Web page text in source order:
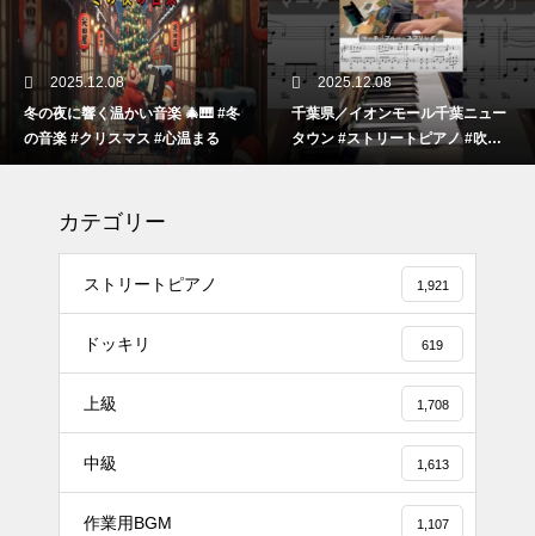
2025.12.08
冬の夜に響く温かい音楽 🎄🎹 #冬
の音楽 #クリスマス #心温まる
2025.12.08
千葉県／イオンモール千葉ニュー
タウン #ストリートピアノ #吹奏
楽
カテゴリー
ストリートピアノ 1,921
ドッキリ 619
上級 1,708
中級 1,613
作業用BGM 1,107
#tiktok #shorts #shortsdaily #sh
ortsdance #shirose #磁石 #white
jam #ピアノ初心者 #ピアノレッ